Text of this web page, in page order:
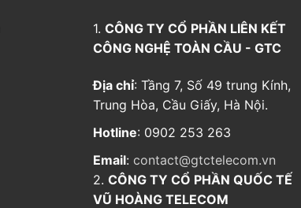
1. CÔNG TY CỔ PHẦN LIÊN KẾT
CÔNG NGHỆ TOÀN CẦU - GTC
Địa chỉ: Tầng 7, Số 49 trung Kính,
Trung Hòa, Cầu Giấy, Hà Nội.
Hotline: 0902 253 263
Email: contact@gtctelecom.vn
2. CÔNG TY CỔ PHẦN QUỐC TẾ
VŨ HOÀNG TELECOM